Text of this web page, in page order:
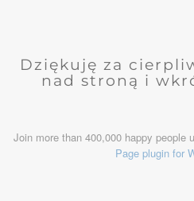
Dziękuję za
nad stroną i
Join more than 400,000 happy people
Page plugin for